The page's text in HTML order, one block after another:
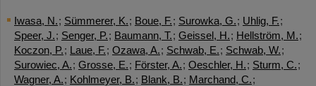
Iwasa, N.; Sümmerer, K.; Boue, F.; Surowka, G.; Uhlig, F.;
Speer, J.; Senger, P.; Baumann, T.; Geissel, H.; Hellström, M.;
Koczon, P.; Laue, F.; Ozawa, A.; Schwab, E.; Schwab, W.;
Surowiec, A.; Grosse, E.; Förster, A.; Oeschler, H.; Sturm, C.;
Wagner, A.; Kohlmeyer, B.; Blank, B.; Marchand, C.;